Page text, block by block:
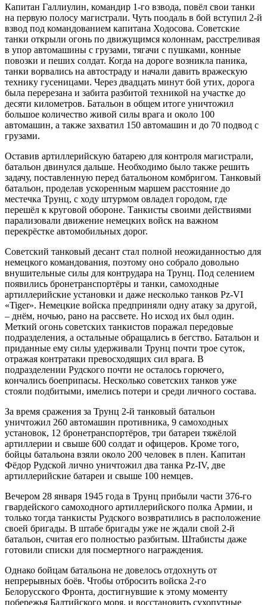
Капитан Галлиулин, командир 1-го взвода, повёл свои танки
на первую полосу магистрали. Чуть поодаль в бой вступил 2-й
взвод под командованием капитана Ходосова. Советские
танки открыли огонь по движущимся колоннам, расстреливая
в упор автомашины с грузами, тягачи с пушками, конные
повозки и пеших солдат. Когда на дороге возникла паника,
танки ворвались на автостраду и начали давить вражескую
технику гусеницами. Через двадцать минут бой утих, дорога
была перерезана и забита разбитой техникой на участке до
десяти километров. Батальон в общем итоге уничтожил
большое количество живой силы врага и около 100
автомашин, а также захватил 150 автомашин и до 70 подвод с
грузами.
Оставив артиллерийскую батарею для контроля магистрали,
батальон двинулся дальше. Необходимо было также решить
задачу, поставленную перед батальоном комбригом. Танковый
батальон, проделав ускоренным маршем расстояние до
местечка Трунц, с ходу штурмом овладел городом, где
перешёл к круговой обороне. Танкисты своими действиями
парализовали движение немецких войск на важном
перекрёстке автомобильных дорог.
Советский танковый десант стал полной неожиданностью для
немецкого командования, поэтому оно собрало довольно
внушительные силы для контрудара на Трунц. Под селением
появились бронетранспортёры и танки, самоходные
артиллерийские установки и даже несколько танков Pz-VI
«Tiger». Немецкие войска предприняли одну атаку за другой,
– днём, ночью, рано на рассвете. Но исход их был один.
Меткий огонь советских танкистов поражал передовые
подразделения, а остальные обращались в бегство. Батальон и
приданные ему силы удерживали Трунц почти трое суток,
отражая контратаки превосходящих сил врага. В
подразделении Рудского почти не осталось горючего,
кончались боеприпасы. Несколько советских танков уже
стояли подбитыми, имелись потери и среди личного состава.
За время сражения за Трунц 2-й танковый батальон
уничтожил 260 автомашин противника, 9 самоходных
установок, 12 бронетранспортёров, три батареи тяжёлой
артиллерии и свыше 600 солдат и офицеров. Кроме того,
бойцы батальона взяли около 200 человек в плен. Капитан
Фёдор Рудской лично уничтожил два танка Pz-IV, две
артиллерийские батареи и свыше 100 немцев.
Вечером 28 января 1945 года в Трунц прибыли части 376-го
гвардейского самоходного артиллерийского полка Армии, и
только тогда танкисты Рудского возвратились в расположение
своей бригады. В штабе бригады уже не ждали свой 2-й
батальон, считая его полностью разбитым. Штабисты даже
готовили списки для посмертного награждения.
Однако бойцам батальона не довелось отдохнуть от
непрерывных боёв. Чтобы отбросить войска 2-го
Белорусского Фронта, достигнувшие к этому моменту
побережья Балтийского моря, и восстановить сухопутные